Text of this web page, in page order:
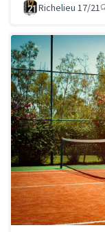
Richelieu 17/21